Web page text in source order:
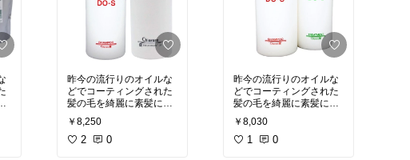
昨今の流行りのオイルな
どでコーティングされた
髪の毛を綺麗に素髪に戻
してくれる
本来の髪の毛の良さが戻
ることで本当に綺麗にな
￥8,250
2 0
昨今の流行りのオイルな
どでコーティングされた
髪の毛を綺麗に素髪に戻
してくれる
本来の髪の毛の良さが戻
ることで本当に綺麗にな
￥8,030
1 0